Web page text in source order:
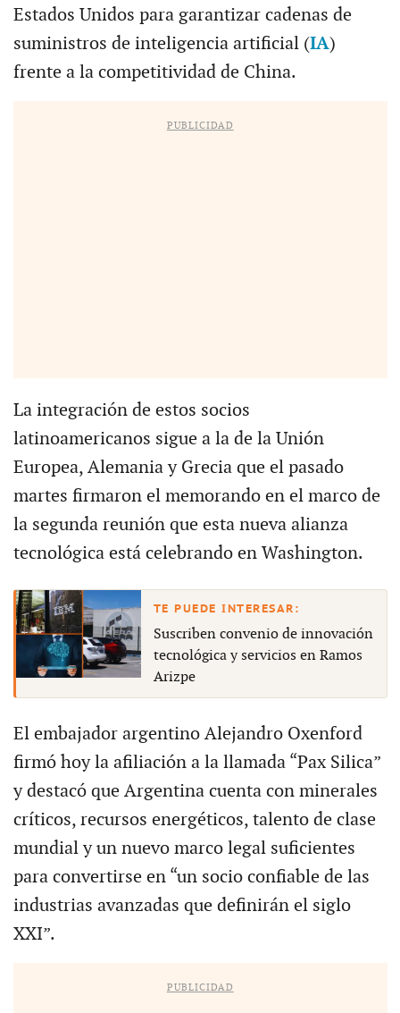
Estados Unidos para garantizar cadenas de
suministros de inteligencia artificial (IA)
frente a la competitividad de China.
PUBLICIDAD
La integración de estos socios
latinoamericanos sigue a la de la Unión
Europea, Alemania y Grecia que el pasado
martes firmaron el memorando en el marco de
la segunda reunión que esta nueva alianza
tecnológica está celebrando en Washington.
Suscriben convenio de innovación
tecnológica y servicios en Ramos
Arizpe
El embajador argentino Alejandro Oxenford
firmó hoy la afiliación a la llamada “Pax Silica”
y destacó que Argentina cuenta con minerales
críticos, recursos energéticos, talento de clase
mundial y un nuevo marco legal suficientes
para convertirse en “un socio confiable de las
industrias avanzadas que definirán el siglo
XXI”.
PUBLICIDAD